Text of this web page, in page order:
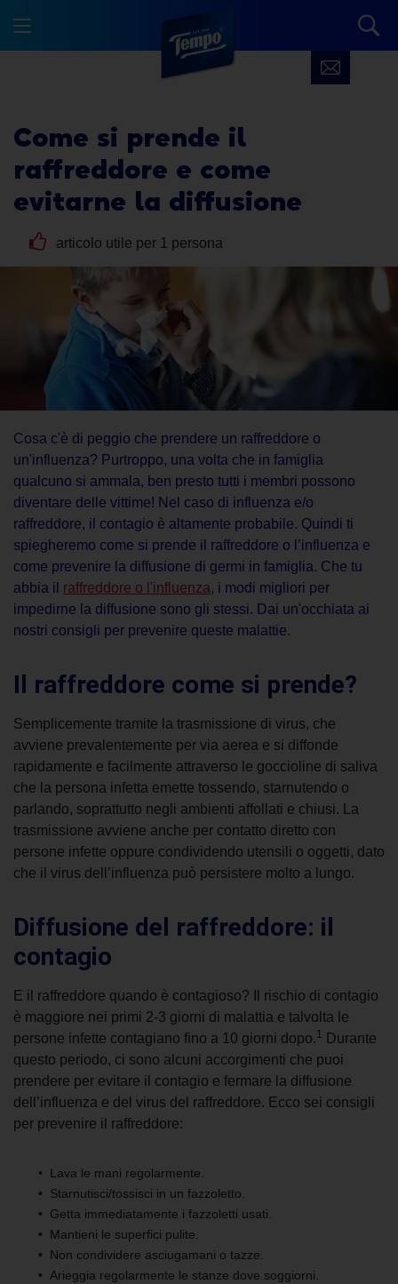
Come si prende il
raffreddore e come
evitarne la diffusione
articolo utile per 1 persona
Cosa c'è di peggio che prendere un raffreddore o
un'influenza? Purtroppo, una volta che in famiglia
qualcuno si ammala, ben presto tutti i membri possono
diventare delle vittime! Nel caso di influenza e/o
raffreddore, il contagio è altamente probabile. Quindi ti
spiegheremo come si prende il raffreddore o l’influenza e
come prevenire la diffusione di germi in famiglia. Che tu
abbia il raffreddore o l'influenza, i modi migliori per
impedirne la diffusione sono gli stessi. Dai un'occhiata ai
nostri consigli per prevenire queste malattie.
Il raffreddore come si prende?
Semplicemente tramite la trasmissione di virus, che
avviene prevalentemente per via aerea e si diffonde
rapidamente e facilmente attraverso le goccioline di saliva
che la persona infetta emette tossendo, starnutendo o
parlando, soprattutto negli ambienti affollati e chiusi. La
trasmissione avviene anche per contatto diretto con
persone infette oppure condividendo utensili o oggetti, dato
che il virus dell’influenza può persistere molto a lungo.
Diffusione del raffreddore: il
contagio
E il raffreddore quando è contagioso? Il rischio di contagio
è maggiore nei primi 2-3 giorni di malattia e talvolta le
persone infette contagiano fino a 10 giorni dopo.1 Durante
questo periodo, ci sono alcuni accorgimenti che puoi
prendere per evitare il contagio e fermare la diffusione
dell’influenza e del virus del raffreddore. Ecco sei consigli
per prevenire il raffreddore:
Lava le mani regolarmente.
Starnutisci/tossisci in un fazzoletto.
Getta immediatamente i fazzoletti usati.
Mantieni le superfici pulite.
Non condividere asciugamani o tazze.
Arieggia regolarmente le stanze dove soggiorni.